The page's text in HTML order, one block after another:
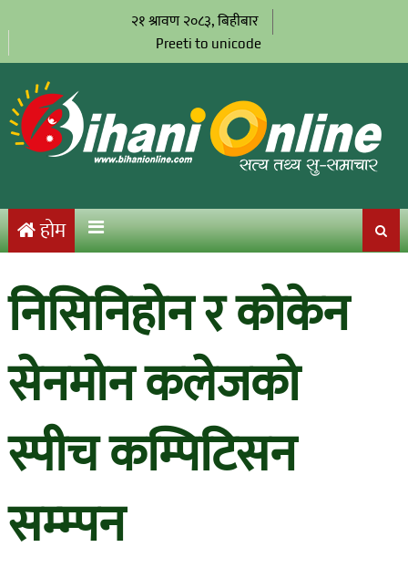
२१ श्रावण २०८३, बिहीबार
Preeti to unicode
होम
निसिनिहोन र कोकेन
सेनमोन कलेजको
स्पीच कम्पिटिसन
सम्म्पन